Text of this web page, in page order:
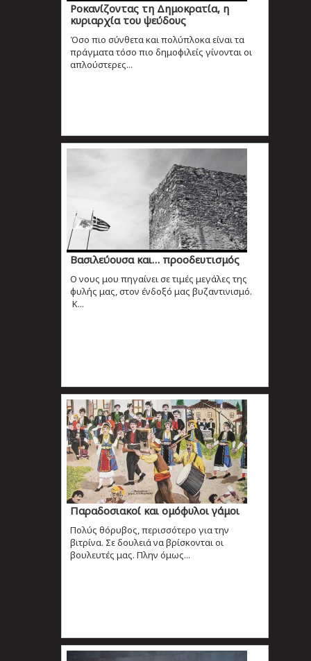
Ροκανίζοντας τη Δημοκρατία, η
κυριαρχία του ψεύδους
Όσο πιο σύνθετα και πολύπλοκα είναι τα
πράγματα τόσο πιο δημοφιλείς γίνονται οι
απλούστερες...
Βασιλεύουσα και… προοδευτισμός
Ο νους μου πηγαίνει σε τιμές μεγάλες της
φυλής μας, στον ένδοξό μας βυζαντινισμό.
Κ...
Παραδοσιακοί και ομόφυλοι γάμοι
Πολύς θόρυβος, περισσότερο για την
βιτρίνα. Σε δουλειά να βρίσκονται οι
βουλευτές μας. Πλην όμως...